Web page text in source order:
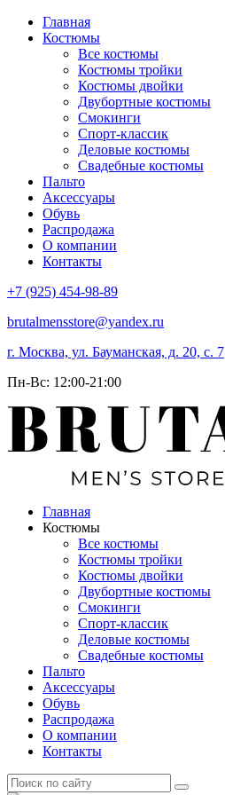
Главная
Костюмы
Все костюмы
Костюмы тройки
Костюмы двойки
Двубортные костюмы
Смокинги
Спорт-классик
Деловые костюмы
Свадебные костюмы
Пальто
Аксессуары
Обувь
Распродажа
О компании
Контакты
+7 (925) 454-98-89
brutalmensstore@yandex.ru
г. Москва, ул. Бауманская, д. 20, с. 7
Пн-Вс: 12:00-21:00
Главная
Костюмы
Все костюмы
Костюмы тройки
Костюмы двойки
Двубортные костюмы
Смокинги
Спорт-классик
Деловые костюмы
Свадебные костюмы
Пальто
Аксессуары
Обувь
Распродажа
О компании
Контакты